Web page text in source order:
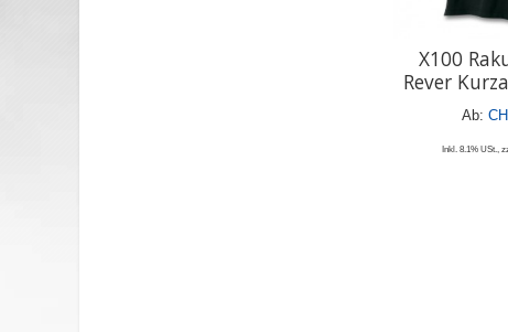
X100
Rever
Ab:
Inkl. 8.1% USt.,